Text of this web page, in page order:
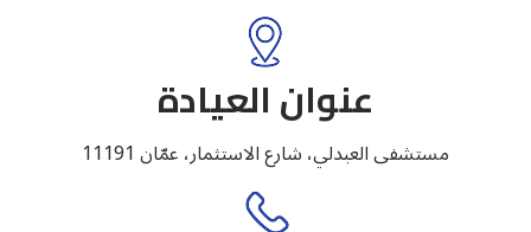
عنوان العيادة
مستشفى العبدلي، شارع الاستثمار، عمّان 11191